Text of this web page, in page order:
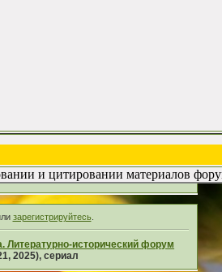
и цитировании материалов
зарегистрируйтесь.
Литературно-исторический форум
2025), сериал